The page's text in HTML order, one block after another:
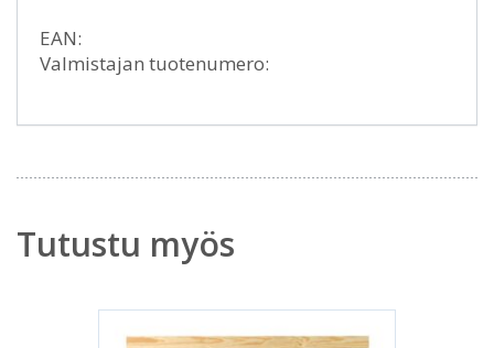
EAN:
Valmistajan tuotenumero:
Tutustu myös